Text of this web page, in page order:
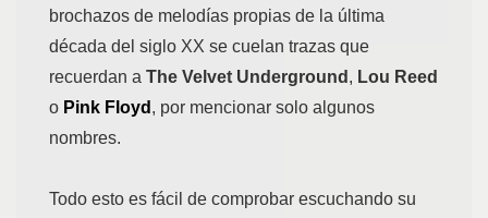
brochazos de melodías propias de la última
década del siglo XX se cuelan trazas que
recuerdan a The Velvet Underground , Lou Reed
o Pink Floyd , por mencionar solo algunos
nombres.
Todo esto es fácil de comprobar escuchando su